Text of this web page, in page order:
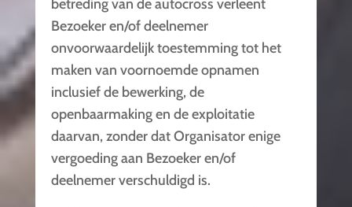
betreding van de autocross verleent
Bezoeker en/of deelnemer
onvoorwaardelijk toestemming tot het
maken van voornoemde opnamen
inclusief de bewerking, de
openbaarmaking en de exploitatie
daarvan, zonder dat Organisator enige
vergoeding aan Bezoeker en/of
deelnemer verschuldigd is.